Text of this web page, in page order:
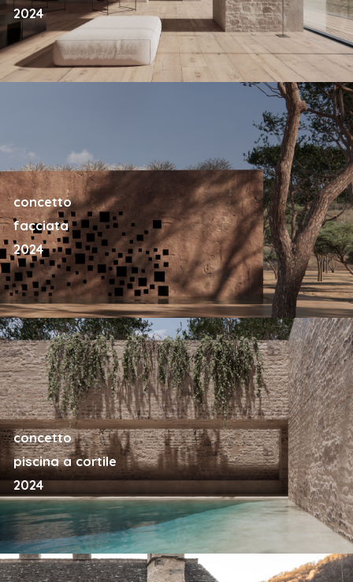
2024
concetto
facciata
2024
concetto
piscina a cortile
2024